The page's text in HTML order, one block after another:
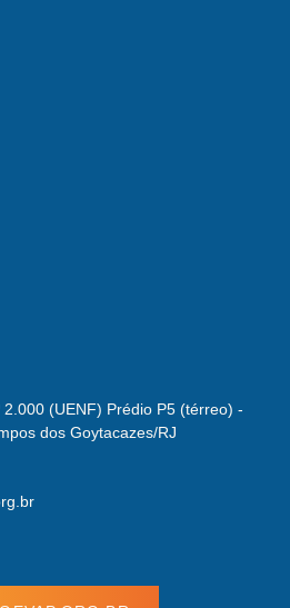
2.000 (UENF) Prédio P5 (térreo) -
dos Goytacazes/RJ